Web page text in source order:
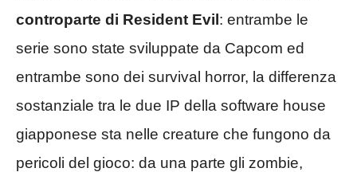
controparte di Resident Evil: entrambe le
serie sono state sviluppate da Capcom ed
entrambe sono dei survival horror, la differenza
sostanziale tra le due IP della software house
giapponese sta nelle creature che fungono da
pericoli del gioco: da una parte gli zombie,